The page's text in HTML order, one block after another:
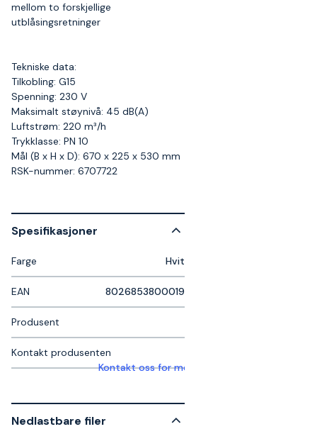
mellom to forskjellige
utblåsingsretninger
Tekniske data:
Tilkobling: G15
Spenning: 230 V
Maksimalt støynivå: 45 dB(A)
Luftstrøm: 220 m³/h
Trykklasse: PN 10
Mål (B x H x D): 670 x 225 x 530 mm
RSK-nummer: 6707722
Spesifikasjoner
Farge Hvit
EAN 8026853800019
Produsent
Kontakt produsenten
Kontakt oss for mer informasjon
Nedlastbare filer